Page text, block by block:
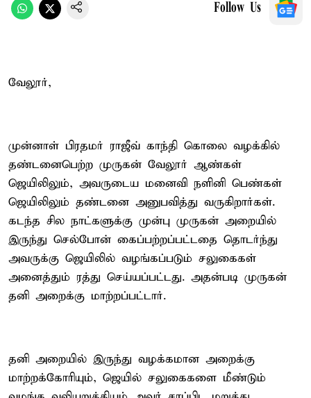
Follow Us
வேலூர்,
முன்னாள் பிரதமர் ராஜீவ் காந்தி கொலை வழக்கில்
தண்டனைபெற்ற முருகன் வேலூர் ஆண்கள்
ஜெயிலிலும், அவருடைய மனைவி நளினி பெண்கள்
ஜெயிலிலும் தண்டனை அனுபவித்து வருகிறார்கள்.
கடந்த சில நாட்களுக்கு முன்பு முருகன் அறையில்
இருந்து செல்போன் கைப்பற்றப்பட்டதை தொடர்ந்து
அவருக்கு ஜெயிலில் வழங்கப்படும் சலுகைகள்
அனைத்தும் ரத்து செய்யப்பட்டது. அதன்படி முருகன்
தனி அறைக்கு மாற்றப்பட்டார்.
தனி அறையில் இருந்து வழக்கமான அறைக்கு
மாற்றக்கோரியும், ஜெயில் சலுகைகளை மீண்டும்